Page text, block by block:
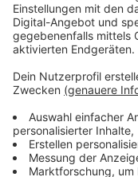
Anzeige